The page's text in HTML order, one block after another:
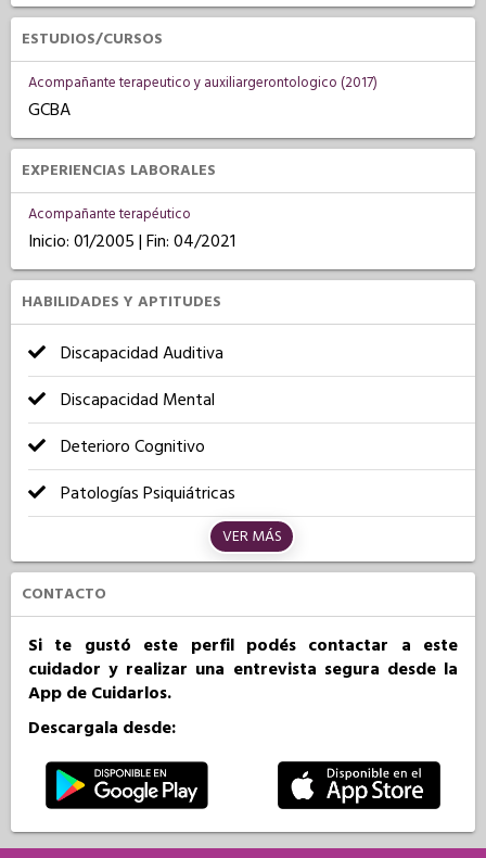
ESTUDIOS/CURSOS
Acompañante terapeutico y auxiliargerontologico (2017)
GCBA
EXPERIENCIAS LABORALES
Acompañante terapéutico
Inicio: 01/2005 | Fin: 04/2021
HABILIDADES Y APTITUDES
Discapacidad Auditiva
Discapacidad Mental
Deterioro Cognitivo
Patologías Psiquiátricas
VER MÁS
CONTACTO
Si te gustó este perfil podés contactar a este
cuidador y realizar una entrevista segura desde la
App de Cuidarlos.
Descargala desde: